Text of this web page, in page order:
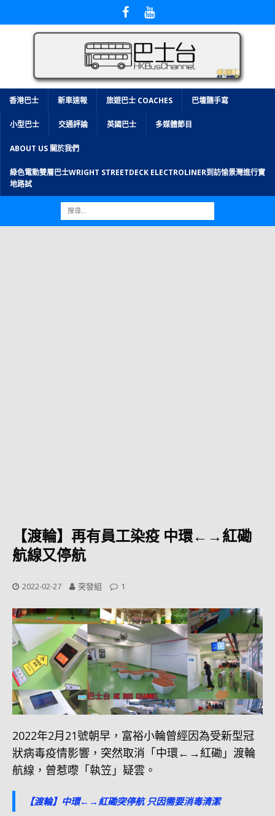
香港巴士 新車速報 旅遊巴士 COACHES 巴壇隨手寫
小型巴士 交通評論 英國巴士 多媒體節目
ABOUT US 關於我們
綠色電動雙層巴士WRIGHT STREETDECK ELECTROLINER到訪愉景灣進行實
地路試
【渡輪】再有員工染疫 中環←→紅磡
航線又停航
2022-02-27 突發組 1
2022年2月21號朝早，富裕小輪曾經因為受新型冠
狀病毒疫情影響，突然取消「中環←→紅磡」渡輪
航線，曾惹嚟「執笠」疑雲。
【渡輪】中環←→紅磡突停航 只因需要消毒清潔